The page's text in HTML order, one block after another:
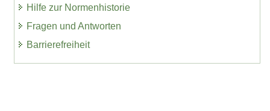
Hilfe zur Normenhistorie
Fragen und Antworten
Barrierefreiheit